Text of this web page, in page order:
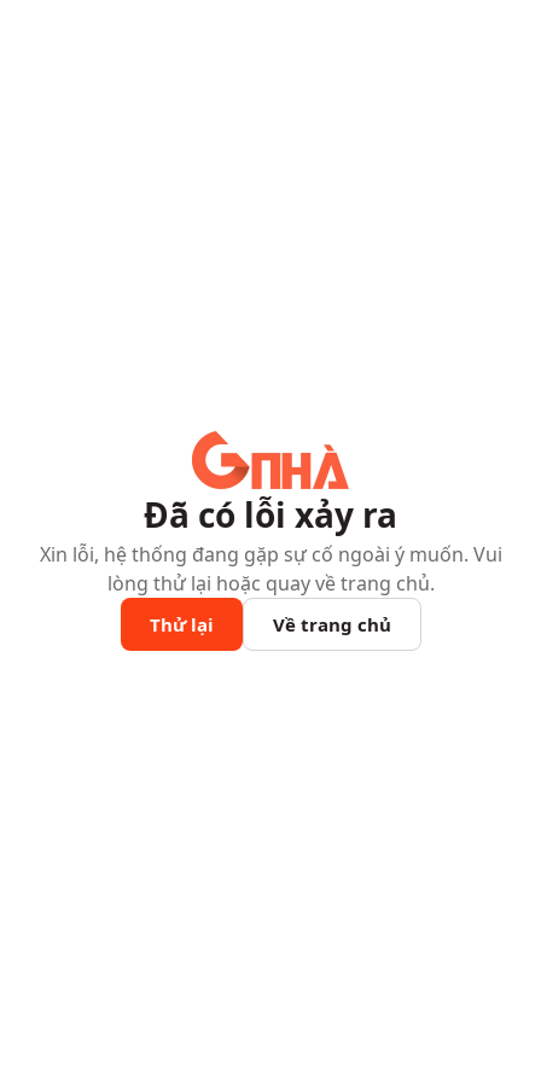
Đã có lỗi xảy ra
Xin lỗi, hệ thống đang gặp sự cố ngoài ý muốn. Vui
lòng thử lại hoặc quay về trang chủ.
Thử lại Về trang chủ